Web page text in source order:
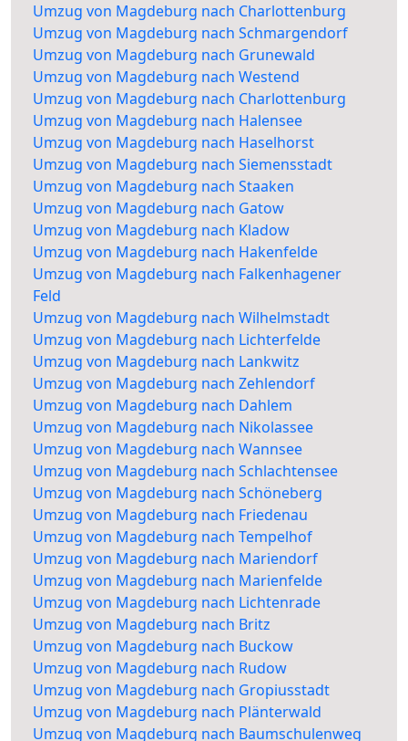
Umzug von Magdeburg nach Charlottenburg
Umzug von Magdeburg nach Schmargendorf
Umzug von Magdeburg nach Grunewald
Umzug von Magdeburg nach Westend
Umzug von Magdeburg nach Charlottenburg
Umzug von Magdeburg nach Halensee
Umzug von Magdeburg nach Haselhorst
Umzug von Magdeburg nach Siemensstadt
Umzug von Magdeburg nach Staaken
Umzug von Magdeburg nach Gatow
Umzug von Magdeburg nach Kladow
Umzug von Magdeburg nach Hakenfelde
Umzug von Magdeburg nach Falkenhagener
Feld
Umzug von Magdeburg nach Wilhelmstadt
Umzug von Magdeburg nach Lichterfelde
Umzug von Magdeburg nach Lankwitz
Umzug von Magdeburg nach Zehlendorf
Umzug von Magdeburg nach Dahlem
Umzug von Magdeburg nach Nikolassee
Umzug von Magdeburg nach Wannsee
Umzug von Magdeburg nach Schlachtensee
Umzug von Magdeburg nach Schöneberg
Umzug von Magdeburg nach Friedenau
Umzug von Magdeburg nach Tempelhof
Umzug von Magdeburg nach Mariendorf
Umzug von Magdeburg nach Marienfelde
Umzug von Magdeburg nach Lichtenrade
Umzug von Magdeburg nach Britz
Umzug von Magdeburg nach Buckow
Umzug von Magdeburg nach Rudow
Umzug von Magdeburg nach Gropiusstadt
Umzug von Magdeburg nach Plänterwald
Umzug von Magdeburg nach Baumschulenweg